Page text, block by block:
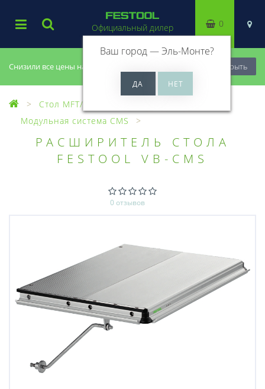
Снизили все цены на 20%, успей купить! Закрыть
Официальный дилер
Ваш город —Эль-Монте?
0
Стол MFT/3, модули CMS
Модульная система CMS
РАСШИРИТЕЛЬ СТОЛА
FESTOOL VB-CMS
0 отзывов